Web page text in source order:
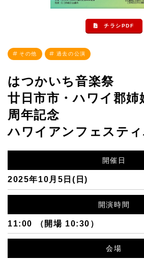
チラシPDF
その他 過去の公演
はつかいち音楽祭
廿日市市・ハワイ郡姉
周年記念
ハワイアンフェステ
開催日
2025年10月5日(日)
開演時間
11:00 （開場 10:30）
会場